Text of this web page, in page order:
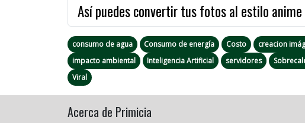
Así puedes convertir tus fotos al estilo anime
consumo de agua Consumo de energía Costo creacion
impacto ambiental
Inteligencia Artificial servidores
Viral
Acerca de Primicia